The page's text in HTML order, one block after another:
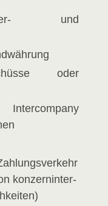
und
oder
kon­zern­in­ter­